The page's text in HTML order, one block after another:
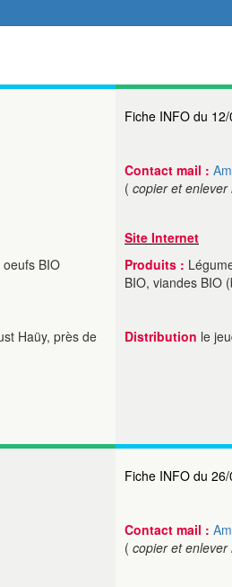
BIO
Haüy, près de
Fiche INFO du
Contact mail :
( copier et enlever
Site Internet
Produits :
BIO, viandes BIO
Distribution le
Fiche INFO du
Contact mail :
( copier et enlever